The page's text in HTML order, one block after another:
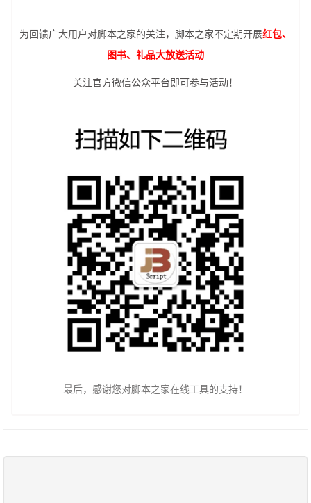
为回馈广大用户对脚本之家的关注，脚本之家不定期开展红包、
图书、礼品大放送活动
关注官方微信公众平台即可参与活动！
最后，感谢您对脚本之家在线工具的支持！